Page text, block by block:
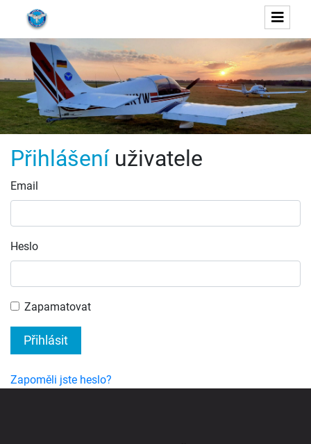
Přihlášeníuživatele
Email
Heslo
Zapamatovat
Přihlásit
Zapoměli jste heslo?